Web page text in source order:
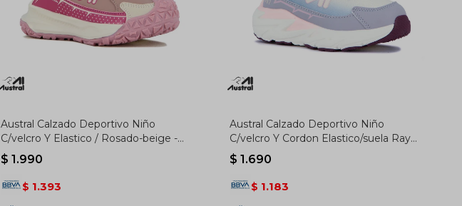
Austral Calzado Deportivo Niño
C/velcro Y Elastico / Rosado-beige -
Rosado-beige
$ 1.990
$ 1.393
Austral Calzado Deportivo Niño
C/velcro Y Cordon Elastico/suela Rayo
/ Gris-rosado - Gris-rosado
$ 1.690
$ 1.183